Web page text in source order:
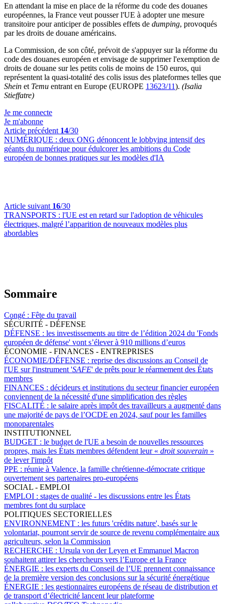
En attendant la mise en place de la réforme du code des douanes
européennes, la France veut pousser l'UE à adopter une mesure
transitoire pour anticiper de possibles effets de dumping, provoqués
par les droits de douane américains.
La Commission, de son côté, prévoit de s'appuyer sur la réforme du
code des douanes européen et envisage de supprimer l'exemption de
droits de douane sur les petits colis de moins de 150 euros, qui
représentent la quasi-totalité des colis issus des plateformes telles que
Shein et Temu entrant en Europe (EUROPE 13623/11). (Isalia
Stieffatre)
Je me connecte
Je m'abonne
Article précédent 14/30
NUMÉRIQUE : deux ONG dénoncent le lobbying intensif des
géants du numérique pour édulcorer les ambitions du Code
européen de bonnes pratiques sur les modèles d'IA
Article suivant 16/30
TRANSPORTS : l'UE est en retard sur l'adoption de véhicules
électriques, malgré l’apparition de nouveaux modèles plus
abordables
Sommaire
Congé : Fête du travail
SÉCURITÉ - DÉFENSE
DÉFENSE : les investissements au titre de l’édition 2024 du 'Fonds
européen de défense' vont s’élever à 910 millions d’euros
ÉCONOMIE - FINANCES - ENTREPRISES
ÉCONOMIE/DÉFENSE : reprise des discussions au Conseil de
l'UE sur l'instrument 'SAFE' de prêts pour le réarmement des États
membres
FINANCES : décideurs et institutions du secteur financier européen
conviennent de la nécessité d'une simplification des règles
FISCALITÉ : le salaire après impôt des travailleurs a augmenté dans
une majorité de pays de l’OCDE en 2024, sauf pour les familles
monoparentales
INSTITUTIONNEL
BUDGET : le budget de l'UE a besoin de nouvelles ressources
propres, mais les États membres défendent leur « droit souverain »
de lever l'impôt
PPE : réunie à Valence, la famille chrétienne-démocrate critique
ouvertement ses partenaires pro-européens
SOCIAL - EMPLOI
EMPLOI : stages de qualité - les discussions entre les États
membres font du surplace
POLITIQUES SECTORIELLES
ENVIRONNEMENT : les futurs 'crédits nature', basés sur le
volontariat, pourront servir de source de revenu complémentaire aux
agriculteurs, selon la Commission
RECHERCHE : Ursula von der Leyen et Emmanuel Macron
souhaitent attirer les chercheurs vers l’Europe et la France
ÉNERGIE : les experts du Conseil de l’UE prennent connaissance
de la première version des conclusions sur la sécurité énergétique
ÉNERGIE : les gestionnaires européens de réseau de distribution et
de transport d’électricité lancent leur plateforme